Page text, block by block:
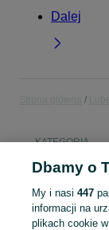
Dalej
KATEGORIA
d 083
Dbamy o
My i nasi 447
informacji na
plikach cookie